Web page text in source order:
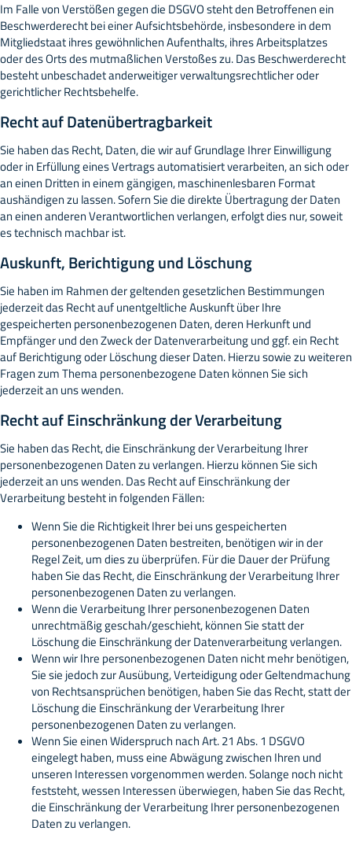
Im Falle von Verstößen gegen die DSGVO steht den Betroffenen ein
Beschwerderecht bei einer Aufsichtsbehörde, insbesondere in dem
Mitgliedstaat ihres gewöhnlichen Aufenthalts, ihres Arbeitsplatzes
oder des Orts des mutmaßlichen Verstoßes zu. Das Beschwerderecht
besteht unbeschadet anderweitiger verwaltungsrechtlicher oder
gerichtlicher Rechtsbehelfe.
Recht auf Daten­übertrag­barkeit
Sie haben das Recht, Daten, die wir auf Grundlage Ihrer Einwilligung
oder in Erfüllung eines Vertrags automatisiert verarbeiten, an sich oder
an einen Dritten in einem gängigen, maschinenlesbaren Format
aushändigen zu lassen. Sofern Sie die direkte Übertragung der Daten
an einen anderen Verantwortlichen verlangen, erfolgt dies nur, soweit
es technisch machbar ist.
Auskunft, Berichtigung und Löschung
Sie haben im Rahmen der geltenden gesetzlichen Bestimmungen
jederzeit das Recht auf unentgeltliche Auskunft über Ihre
gespeicherten personenbezogenen Daten, deren Herkunft und
Empfänger und den Zweck der Datenverarbeitung und ggf. ein Recht
auf Berichtigung oder Löschung dieser Daten. Hierzu sowie zu weiteren
Fragen zum Thema personenbezogene Daten können Sie sich
jederzeit an uns wenden.
Recht auf Einschränkung der Verarbeitung
Sie haben das Recht, die Einschränkung der Verarbeitung Ihrer
personenbezogenen Daten zu verlangen. Hierzu können Sie sich
jederzeit an uns wenden. Das Recht auf Einschränkung der
Verarbeitung besteht in folgenden Fällen:
Wenn Sie die Richtigkeit Ihrer bei uns gespeicherten
personenbezogenen Daten bestreiten, benötigen wir in der
Regel Zeit, um dies zu überprüfen. Für die Dauer der Prüfung
haben Sie das Recht, die Einschränkung der Verarbeitung Ihrer
personenbezogenen Daten zu verlangen.
Wenn die Verarbeitung Ihrer personenbezogenen Daten
unrechtmäßig geschah/geschieht, können Sie statt der
Löschung die Einschränkung der Datenverarbeitung verlangen.
Wenn wir Ihre personenbezogenen Daten nicht mehr benötigen,
Sie sie jedoch zur Ausübung, Verteidigung oder Geltendmachung
von Rechtsansprüchen benötigen, haben Sie das Recht, statt der
Löschung die Einschränkung der Verarbeitung Ihrer
personenbezogenen Daten zu verlangen.
Wenn Sie einen Widerspruch nach Art. 21 Abs. 1 DSGVO
eingelegt haben, muss eine Abwägung zwischen Ihren und
unseren Interessen vorgenommen werden. Solange noch nicht
feststeht, wessen Interessen überwiegen, haben Sie das Recht,
die Einschränkung der Verarbeitung Ihrer personenbezogenen
Daten zu verlangen.